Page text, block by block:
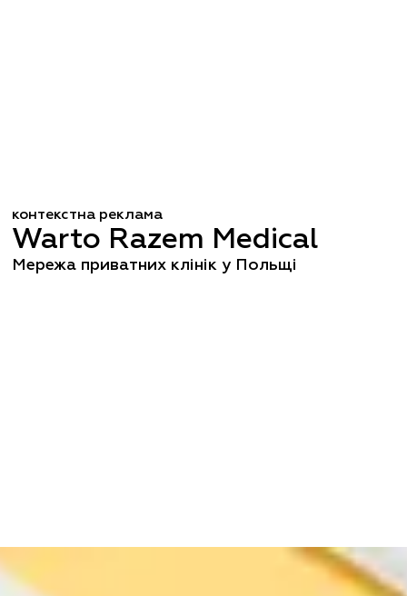
контекстна реклама
Warto Razem Medical
Мережа приватних клінік у Польщі